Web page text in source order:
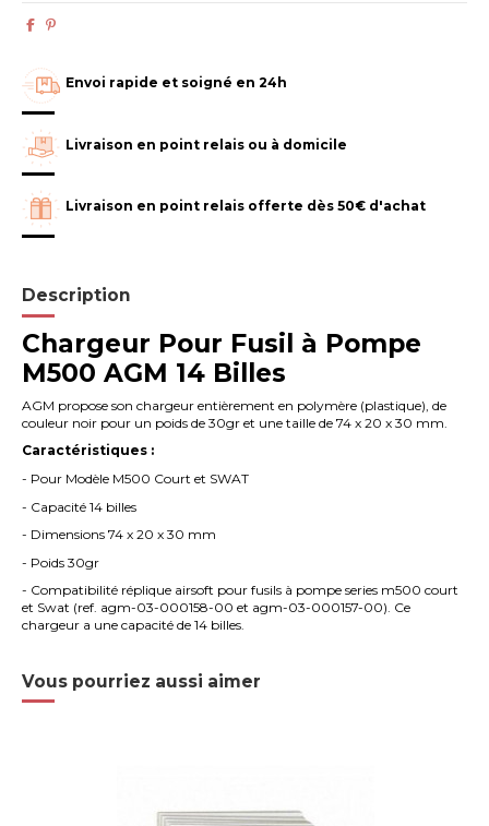
Envoi rapide et soigné en 24h
Livraison en point relais ou à domicile
Livraison en point relais offerte dès 50€ d'achat
Description
Chargeur Pour Fusil à Pompe
M500 AGM 14 Billes
AGM propose son chargeur entièrement en polymère (plastique), de
couleur noir pour un poids de 30gr et une taille de 74 x 20 x 30 mm.
Caractéristiques :
- Pour Modèle M500 Court et SWAT
- Capacité 14 billes
- Dimensions 74 x 20 x 30 mm
- Poids 30gr
- Compatibilité réplique airsoft pour fusils à pompe series m500 court
et Swat (ref. agm-03-000158-00 et agm-03-000157-00). Ce
chargeur a une capacité de 14 billes.
Vous pourriez aussi aimer